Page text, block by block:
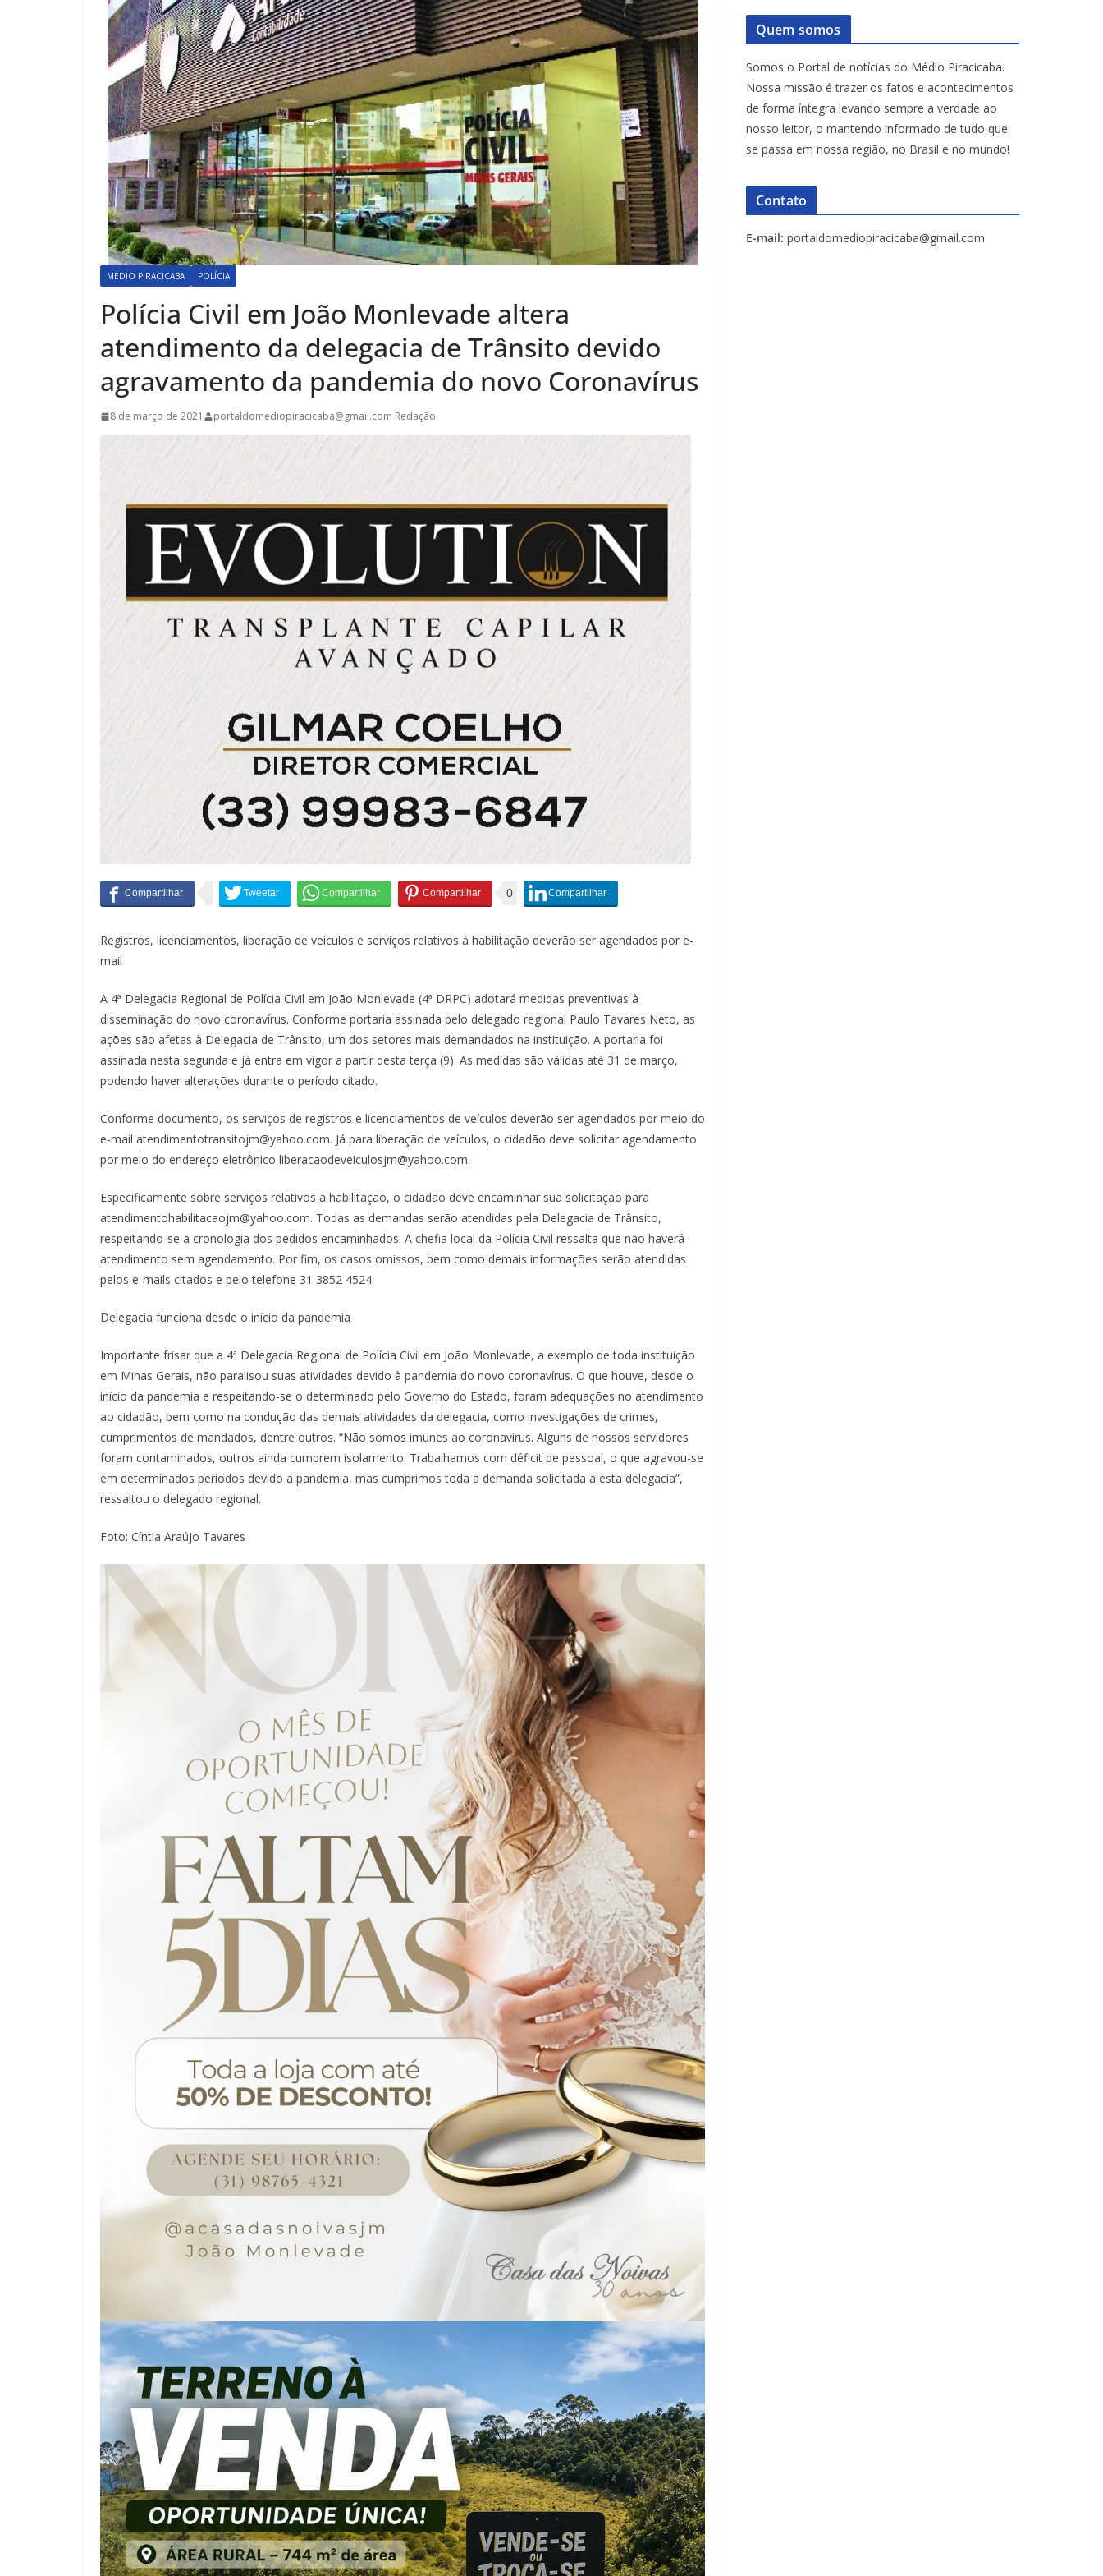
MÉDIO PIRACICABA POLÍCIA
Polícia Civil em João Monlevade altera
atendimento da delegacia de Trânsito devido
agravamento da pandemia do novo Coronavírus
8 de março de 2021 portaldomediopiracicaba@gmail.com Redação
0
Registros, licenciamentos, liberação de veículos e serviços relativos à habilitação deverão ser agendados por e-
mail
A 4ª Delegacia Regional de Polícia Civil em João Monlevade (4ª DRPC) adotará medidas preventivas à
disseminação do novo coronavírus. Conforme portaria assinada pelo delegado regional Paulo Tavares Neto, as
ações são afetas à Delegacia de Trânsito, um dos setores mais demandados na instituição. A portaria foi
assinada nesta segunda e já entra em vigor a partir desta terça (9). As medidas são válidas até 31 de março,
podendo haver alterações durante o período citado.
Conforme documento, os serviços de registros e licenciamentos de veículos deverão ser agendados por meio do
e-mail atendimentotransitojm@yahoo.com. Já para liberação de veículos, o cidadão deve solicitar agendamento
por meio do endereço eletrônico liberacaodeveiculosjm@yahoo.com.
Especificamente sobre serviços relativos a habilitação, o cidadão deve encaminhar sua solicitação para
atendimentohabilitacaojm@yahoo.com. Todas as demandas serão atendidas pela Delegacia de Trânsito,
respeitando-se a cronologia dos pedidos encaminhados. A chefia local da Polícia Civil ressalta que não haverá
atendimento sem agendamento. Por fim, os casos omissos, bem como demais informações serão atendidas
pelos e-mails citados e pelo telefone 31 3852 4524.
Delegacia funciona desde o início da pandemia
Importante frisar que a 4ª Delegacia Regional de Polícia Civil em João Monlevade, a exemplo de toda instituição
em Minas Gerais, não paralisou suas atividades devido à pandemia do novo coronavírus. O que houve, desde o
início da pandemia e respeitando-se o determinado pelo Governo do Estado, foram adequações no atendimento
ao cidadão, bem como na condução das demais atividades da delegacia, como investigações de crimes,
cumprimentos de mandados, dentre outros. “Não somos imunes ao coronavírus. Alguns de nossos servidores
foram contaminados, outros ainda cumprem isolamento. Trabalhamos com déficit de pessoal, o que agravou-se
em determinados períodos devido a pandemia, mas cumprimos toda a demanda solicitada a esta delegacia”,
ressaltou o delegado regional.
Foto: Cíntia Araújo Tavares
Quem somos
Somos o Portal de notícias do Médio Piracicaba.
Nossa missão é trazer os fatos e acontecimentos
de forma íntegra levando sempre a verdade ao
nosso leitor, o mantendo informado de tudo que
se passa em nossa região, no Brasil e no mundo!
Contato
E-mail: portaldomediopiracicaba@gmail.com